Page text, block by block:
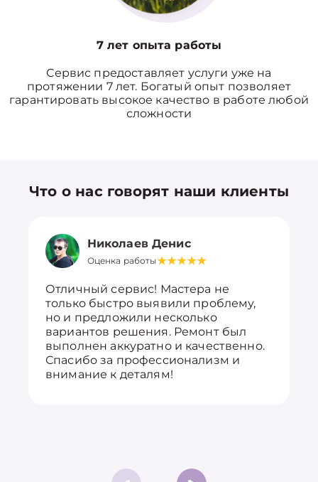
7 лет опыта работы
Сервис предоставляет услуги уже на
протяжении 7 лет. Богатый опыт позволяет
гарантировать высокое качество в работе любой
сложности
Что о нас говорят наши клиенты
Николаев Денис
Оценка работы
Отличный сервис! Мастера не
только быстро выявили проблему,
но и предложили несколько
вариантов решения. Ремонт был
выполнен аккуратно и качественно.
Спасибо за профессионализм и
внимание к деталям!